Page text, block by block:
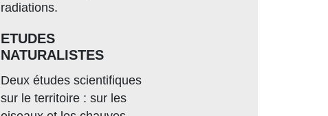
radiations.
ETUDES
NATURALISTES
Deux études scientifiques
sur le territoire : sur les